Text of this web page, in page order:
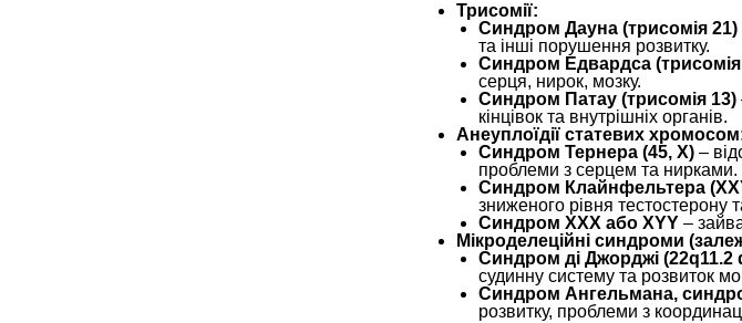
Трисомії:
Синдром Дауна (трисомія 21)
та інші порушення розвитку.
Синдром Едвардса (трисомія
серця, нирок, мозку.
Синдром Патау (трисомія 13)
кінцівок та внутрішніх органів.
Анеуплоїдії статевих
Синдром Тернера (45, X) –
проблеми з серцем та нирками.
Синдром Клайнфельтера
зниженого рівня тестостерону
Синдром XXX або XYY –
Мікроделеційні синдроми
Синдром ді Джорджі
судинну систему та розвиток
Синдром Ангельмана,
розвитку, проблеми з